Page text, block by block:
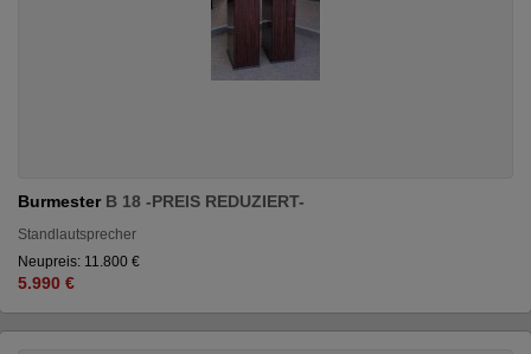
Burmester B 18 -PREIS REDUZIERT-
Standlautsprecher
Neupreis: 11.800 €
5.990 €